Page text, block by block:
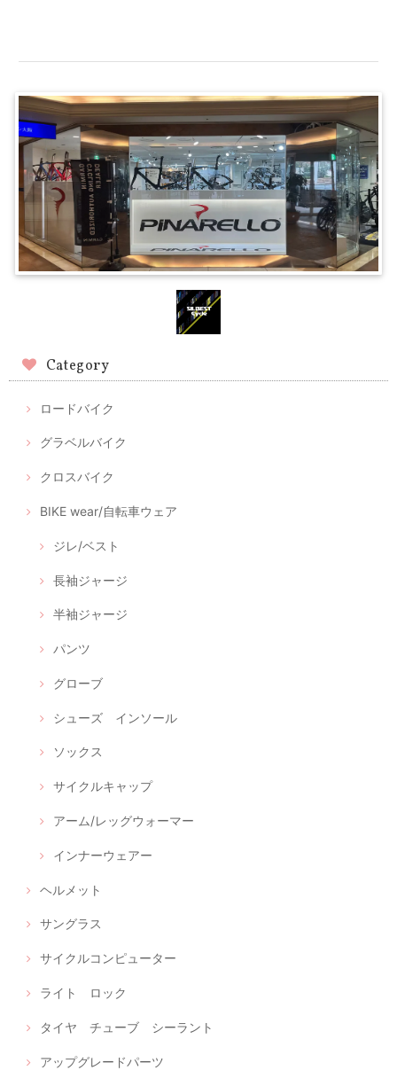
Category
ロードバイク
グラベルバイク
クロスバイク
BIKE wear/自転車ウェア
ジレ/ベスト
長袖ジャージ
半袖ジャージ
パンツ
グローブ
シューズ インソール
ソックス
サイクルキャップ
アーム/レッグウォーマー
インナーウェアー
ヘルメット
サングラス
サイクルコンピューター
ライト ロック
タイヤ チューブ シーラント
アップグレードパーツ